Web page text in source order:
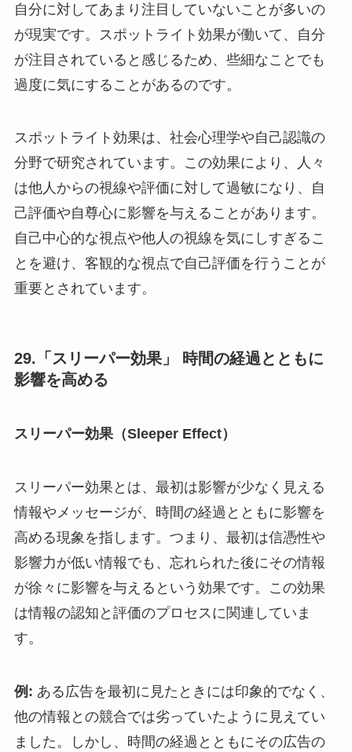
自分に対してあまり注目していないことが多いの
が現実です。スポットライト効果が働いて、自分
が注目されていると感じるため、些細なことでも
過度に気にすることがあるのです。
スポットライト効果は、社会心理学や自己認識の
分野で研究されています。この効果により、人々
は他人からの視線や評価に対して過敏になり、自
己評価や自尊心に影響を与えることがあります。
自己中心的な視点や他人の視線を気にしすぎるこ
とを避け、客観的な視点で自己評価を行うことが
重要とされています。
29.「スリーパー効果」 時間の経過とともに
影響を高める
スリーパー効果（Sleeper Effect）
スリーパー効果とは、最初は影響が少なく見える
情報やメッセージが、時間の経過とともに影響を
高める現象を指します。つまり、最初は信憑性や
影響力が低い情報でも、忘れられた後にその情報
が徐々に影響を与えるという効果です。この効果
は情報の認知と評価のプロセスに関連していま
す。
例: ある広告を最初に見たときには印象的でなく、
他の情報との競合では劣っていたように見えてい
ました。しかし、時間の経過とともにその広告の